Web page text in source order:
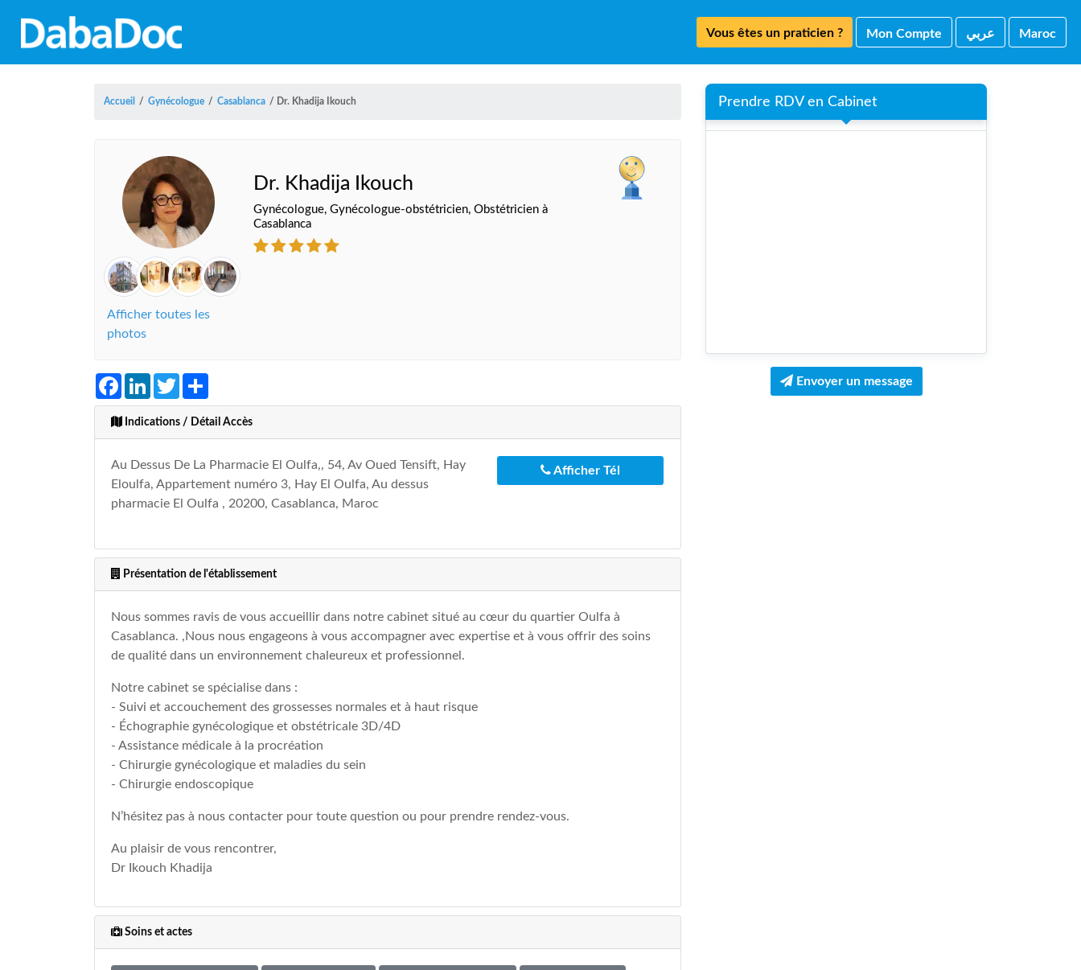
Vous êtes un praticien ? Mon Compte ﻋﺮﺑﻲ Maroc
Accueil / Gynécologue / Casablanca / Dr. Khadija Ikouch
Afficher toutes les
photos
Dr. Khadija Ikouch
Gynécologue, Gynécologue-obstétricien, Obstétricien à
Casablanca
FacebookLinkedInTwitter
Indications / Détail Accès
Au Dessus De La Pharmacie El Oulfa,, 54, Av Oued Tensift, Hay
Eloulfa, Appartement numéro 3, Hay El Oulfa, Au dessus
pharmacie El Oulfa , 20200, Casablanca, Maroc
Afficher Tél
Présentation de l'établissement
Nous sommes ravis de vous accueillir dans notre cabinet situé au cœur du quartier Oulfa à
Casablanca. ,Nous nous engageons à vous accompagner avec expertise et à vous offrir des soins
de qualité dans un environnement chaleureux et professionnel.
Notre cabinet se spécialise dans :
- Suivi et accouchement des grossesses normales et à haut risque
- Échographie gynécologique et obstétricale 3D/4D
- Assistance médicale à la procréation
- Chirurgie gynécologique et maladies du sein
- Chirurgie endoscopique
N’hésitez pas à nous contacter pour toute question ou pour prendre rendez-vous.
Au plaisir de vous rencontrer,
Dr Ikouch Khadija
Soins et actes
Prendre RDV en Cabinet
Envoyer un message